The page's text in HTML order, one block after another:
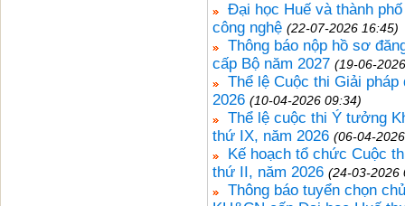
Đại học Huế và thành
công nghệ (22-07-2026 16:45)
Thông báo nộp hồ sơ
cấp Bộ năm 2027 (19-06-
Thể lệ Cuộc thi Giải
2026 (10-04-2026 09:34)
Thể lệ cuộc thi Ý tưởng
thứ IX, năm 2026 (06-04-
Kế hoạch tổ chức Cuộc
thứ II, năm 2026 (24-03-2026
Thông báo tuyển chọn